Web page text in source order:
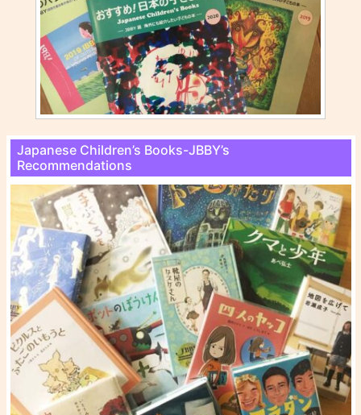
Japanese Children’s Books-JBBY’s
Recommendations